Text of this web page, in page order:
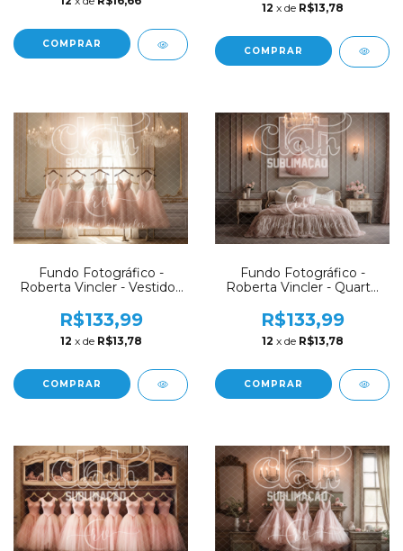
COMPRAR
12 x de R$13,78
COMPRAR
Fundo Fotográfico -
Roberta Vincler - Vestidos
RV05
R$133,99
12 x de R$13,78
COMPRAR
Fundo Fotográfico -
Roberta Vincler - Quarto
RV04
R$133,99
12 x de R$13,78
COMPRAR